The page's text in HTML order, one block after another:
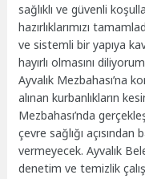
sağlıklı ve güvenli
hazırlıklarımızı
ve sistemli bir yapıya
hayırlı olmasını
Ayvalık Mezbahası’na
alınan kurbanlıkların
Mezbahası’nda
çevre sağlığı
vermeyecek. Ayvalık
denetim ve temizlik